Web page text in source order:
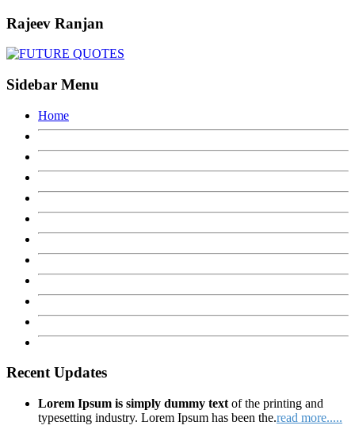
Rajeev Ranjan
Sidebar Menu
Home
Recent Updates
Lorem Ipsum is simply dummy text of the printing and
typesetting industry. Lorem Ipsum has been the.read more.....